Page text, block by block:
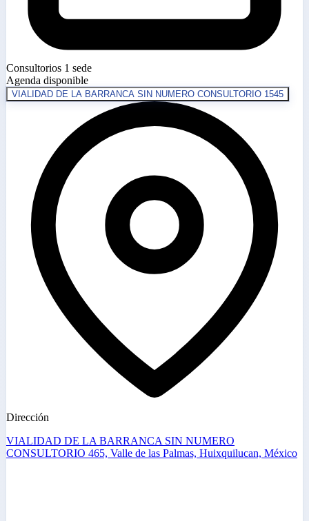
Consultorios 1 sede
Agenda disponible
VIALIDAD DE LA BARRANCA SIN NUMERO CONSULTORIO 1545
Dirección
VIALIDAD DE LA BARRANCA SIN NUMERO
CONSULTORIO 465, Valle de las Palmas, Huixquilucan, México